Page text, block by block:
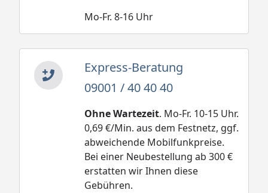
Mo-Fr. 8-16 Uhr
Express-Beratung
09001 / 40 40 40
Ohne Wartezeit. Mo-Fr. 10-15 Uhr.
0,69 €/Min. aus dem Festnetz, ggf.
abweichende Mobilfunkpreise.
Bei einer Neubestellung ab 300 €
erstatten wir Ihnen diese
Gebühren.